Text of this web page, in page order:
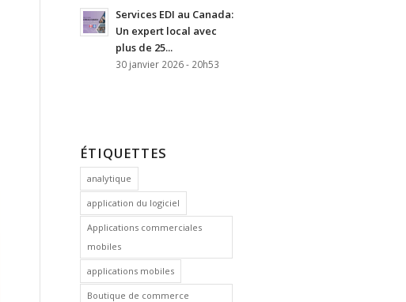
Services EDI au Canada:
Un expert local avec
plus de 25...
30 janvier 2026 - 20h53
ÉTIQUETTES
analytique
application du logiciel
Applications commerciales
mobiles
applications mobiles
Boutique de commerce